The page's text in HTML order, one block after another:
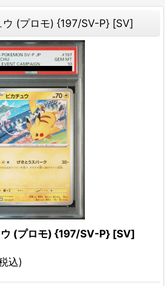
ウ (プロモ) {197/SV-P} [SV]
ウ (プロモ) {197/SV-P} [SV]
込)